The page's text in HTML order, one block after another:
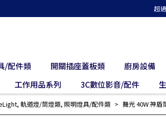
超
/配件類 開關插座蓋板類 廚房設備
工作用品系列 3C數位影音/配件
, 軌道燈/筒燈類, 照明燈具/配件類 舞光 40W 神盾